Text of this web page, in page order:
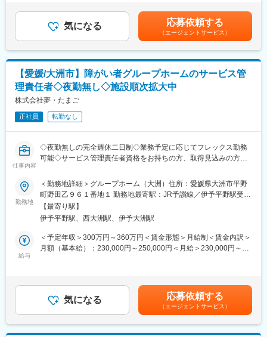
・いずれの施設も開設してから3年以内で新しくきれいな環境で
す。
変更の範囲：会社の定める業務
を担当
・高齢者や障がいのある方の自立支援と介護者の負担軽減を目的
・福祉 介護機器の新製品開発および設計
・既存製品のモデルチェンジや機能 改良設計
■業務の進め方
・アイディア検討から設計 試作 改良 耐久テストまで一貫して携
わります
・製品完成後は生産用図面や組立仕様書 取扱説明書の作成も担当
・設計だけでなく製品づくり全体を俯瞰しながら進められる点が
特長です
・これまでの経験を活かし開発の中心メンバーとしての活躍を期
■開発環境
・使用ソフトは CADSUPER SOLIDWORKSなど
・製品ごとにチームを編成し3名から4名程度で開発を実施
ます
■会社の特徴
・開発 設計 製造 販売まで一貫して手掛ける体制
・他社と差別化されたオリジナルの福祉 介護機器を多数開発
ル年収：30歳（一般職）500万円｜40歳（管理職）650万円賃金
はあくまでも目安の金額であり、選考を通じて上下する可能性が
あります。月給(月額)は固定手当を含めた表記です。
気になる 応募依頼する
（エージェントサービス）
【愛媛/大洲市】障がい者グループホームのサービス管
理責任者◇夜勤無し◇施設順次拡大中
株式会社夢・たまご
正社員 転勤なし
仕事内容
◇夜勤無しの完全週休二日制◇業務予定に応じてフレックス勤務
可能◇サービス管理責任者資格をお持ちの方、取得見込みの方歓
■仕事内容：
障がい者グループホームでの障害福祉サービスのまとめ役「サー
ビス管理責任者」として勤務いただきます。
主なお仕事：
・体調不良時やけがの際の通院同行
・行政手続きなどの同行支援 など…
勤務地
＜勤務地詳細＞グループホーム（大洲）住所：愛媛県大洲市平野
町野田乙９６１番地１ 勤務地最寄駅：JR予讃線／伊予平野駅受動
喫煙対策：敷地内喫煙可能場所あり変更の範囲：無
【最寄り駅】
伊予平野駅、西大洲駅、伊予大洲駅
給与
＜予定年収＞300万円～360万円＜賃金形態＞月給制＜賃金内訳＞
月額（基本給）：230,000円～250,000円＜月給＞230,000円～
までも目安の金額であり、選考を通じて上下する可能性がありま
す。月給(月額)は固定手当を含めた表記です。
気になる 応募依頼する
（エージェントサービス）